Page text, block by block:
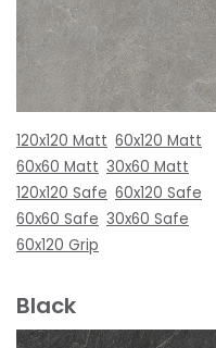
120x120 Matt 60x120 Matt
60x60 Matt 30x60 Matt
120x120 Safe 60x120 Safe
60x60 Safe 30x60 Safe
60x120 Grip
Black